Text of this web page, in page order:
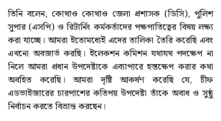
তিনি বলেন, কোথাও কোথাও জেলা প্রশাসক (ডিসি), পুলিশ
সুপার (এসপি) ও রিটার্নিং কর্মকর্তাদের পক্ষপাতিত্বের বিষয় লক্ষ্য
করা যাচ্ছে। আমরা ইতোমধ্যেই এদের তালিকা তৈরি করেছি এবং
এখনো অবজার্ভ করছি। ইলেকশন কমিশন যথাযথ পদক্ষেপ না
নিলে আমরা প্রধান উপদেষ্টাকে এব্যাপারে হস্তক্ষেপ করার কথা
অবহিত করেছি। আমরা দৃষ্টি আকর্ষণ করেছি যে, চীফ
এডভাইজারের চারপাশের কতিপয় উপদেষ্টা তাঁকে অবাধ ও সুষ্ঠু
নির্বাচন করতে বিভ্রান্ত করছেন।